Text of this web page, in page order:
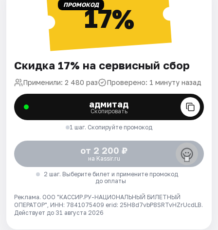
ПРОМОКОД17%
Скидка 17% на сервисный сбор
Применили: 2 480 раз Проверено: 1 минуту назад
адмитад
Скопировать
1 шаг. Скопируйте промокод
от 2 200 ₽
на Kassir.ru
2 шаг. Выберите билет и примените промокод
до оплаты
Реклама. ООО "КАССИР.РУ-НАЦИОНАЛЬНЫЙ БИЛЕТНЫЙ
ОПЕРАТОР", ИНН: 7841075409 erid: 25H8d7vbP8SRTvHZrUcdLB.
Действует до 31 августа 2026